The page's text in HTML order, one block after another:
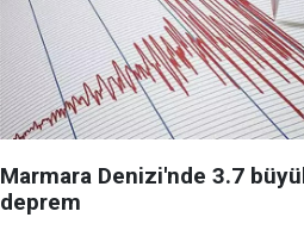
Marmara Denizi'nde 3.7
deprem